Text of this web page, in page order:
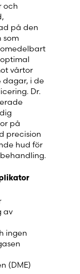
och
på den
som
vårtor
dagar, i de
Dr.
på
precision
hud för
av
ingen
(DME)